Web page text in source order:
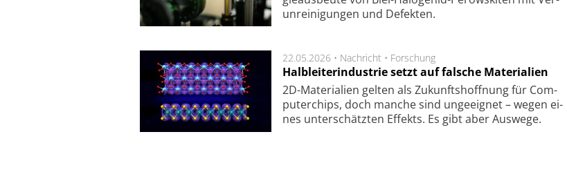
unrei­ni­gung­en und De­fek­ten.
22.05.2026 • Nachricht • Forschung
Halbleiterindustrie setzt auf falsche Materialien
2D-Mate­ri­a­li­en gel­ten als Zu­kunfts­hoff­nung für Com­
pu­ter­chips, doch man­che sind un­ge­eig­net – we­gen ei­
nes un­ter­schätz­ten Ef­fekts. Es gibt aber Aus­we­ge.